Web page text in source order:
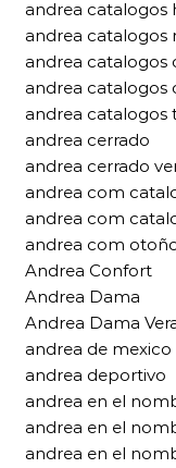
andrea catalogos
andrea catalogos
andrea catalogos
andrea catalogos
andrea catalogos
andrea cerrado
andrea cerrado
andrea com
andrea com
andrea com
Andrea Confort
Andrea Dama
Andrea Dama
andrea de mexico
andrea deportivo
andrea en el
andrea en el
andrea en el